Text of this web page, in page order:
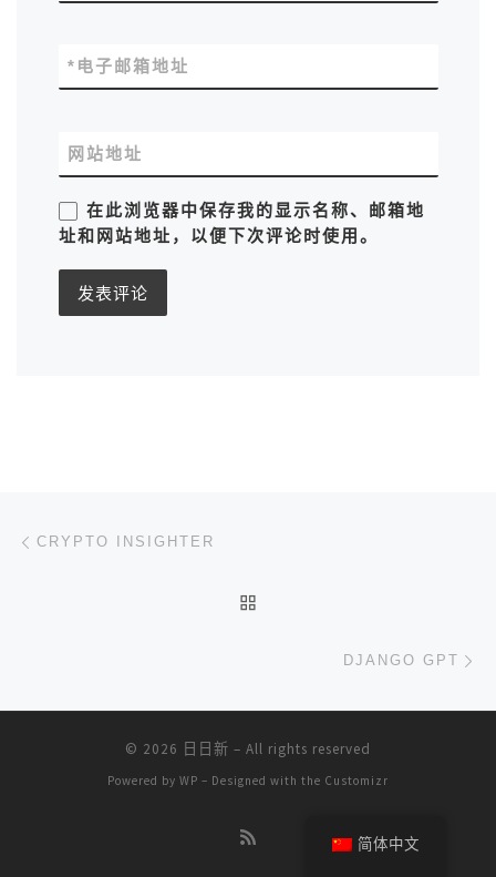
电子邮箱地址
*
网站地址
在此浏览器中保存我的显示名称、邮箱地
址和网站地址，以便下次评论时使用。
文章导航
CRYPTO INSIGHTER
DJANGO GPT
© 2026 日日新 – All rights reserved
Powered by WP – Designed with the Customizr
简体中文